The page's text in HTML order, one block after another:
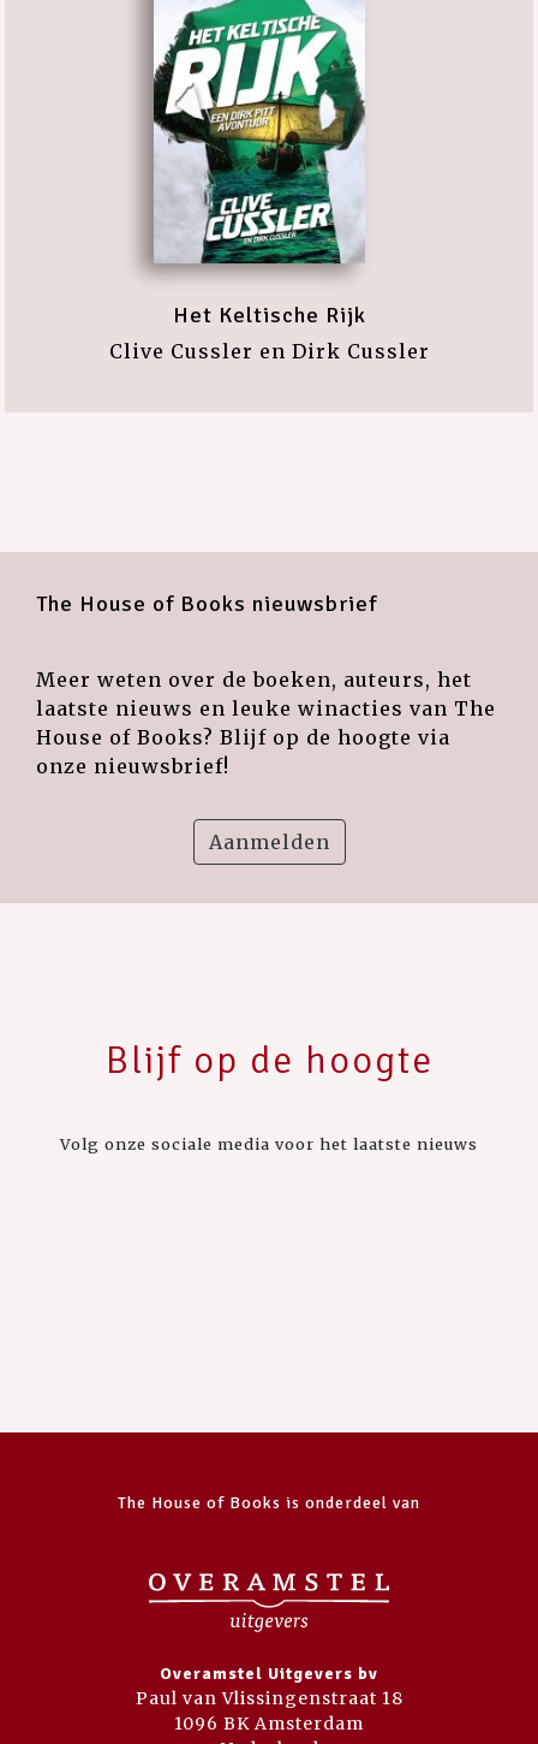
Het Keltische Rijk
Clive Cussler en Dirk Cussler
The House of Books nieuwsbrief
Meer weten over de boeken, auteurs, het
laatste nieuws en leuke winacties van The
House of Books? Blijf op de hoogte via
onze nieuwsbrief!
Aanmelden
Blijf op de hoogte
Volg onze sociale media voor het laatste nieuws
The House of Books is onderdeel van
Overamstel Uitgevers bv
Paul van Vlissingenstraat 18
1096 BK Amsterdam